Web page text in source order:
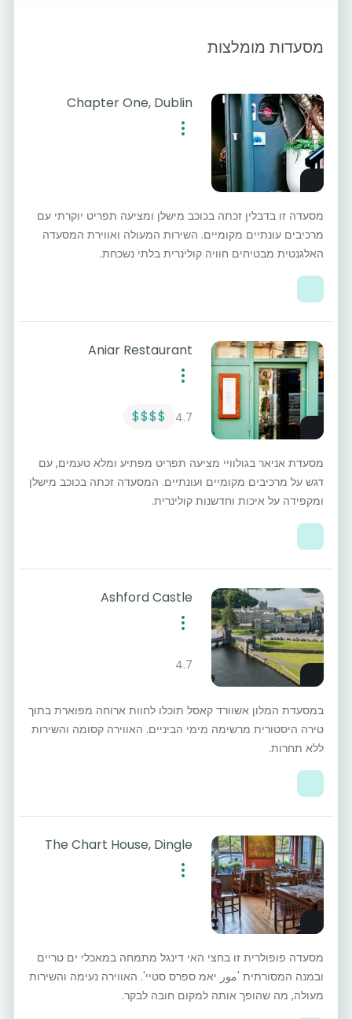
מסעדות מומלצות
Chapter One, Dublin
מסעדה זו בדבלין זכתה בכוכב מישלן ומציעה תפריט יוקרתי עם
מרכיבים עונתיים מקומיים. השירות המעולה ואווירת המסעדה
האלגנטית מבטיחים חוויה קולינרית בלתי נשכחת.
Aniar Restaurant
4.7
$$$$
מסעדת אניאר בגולוויי מציעה תפריט מפתיע ומלא טעמים, עם
דגש על מרכיבים מקומיים ועונתיים. המסעדה זכתה בכוכב מישלן
ומקפידה על איכות וחדשנות קולינרית.
Ashford Castle
4.7
במסעדת המלון אשוורד קאסל תוכלו לחוות ארוחה מפוארת בתוך
טירה היסטורית מרשימה מימי הביניים. האווירה קסומה והשירות
ללא תחרות.
The Chart House, Dingle
מסעדה פופולרית זו בחצי האי דינגל מתמחה במאכלי ים טריים
ובמנה המסורתית 'مور יאמ ספרס סטיי'. האווירה נעימה והשירות
מעולה, מה שהופך אותה למקום חובה לבקר.